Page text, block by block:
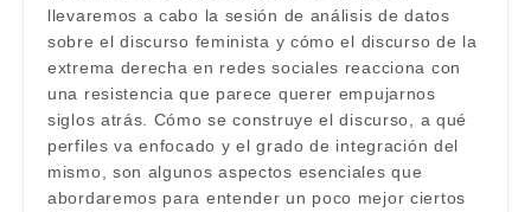
llevaremos a cabo la sesión de análisis de datos
sobre el discurso feminista y cómo el discurso de la
extrema derecha en redes sociales reacciona con
una resistencia que parece querer empujarnos
siglos atrás. Cómo se construye el discurso, a qué
perfiles va enfocado y el grado de integración del
mismo, son algunos aspectos esenciales que
abordaremos para entender un poco mejor ciertos